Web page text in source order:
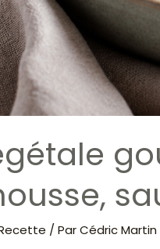
/ ParCédric Martin